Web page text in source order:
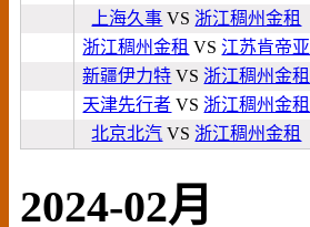
上海久事 VS 浙江稠州金租
浙江稠州金租 VS 江苏肯帝亚
新疆伊力特 VS 浙江稠州金租
天津先行者 VS 浙江稠州金租
北京北汽 VS 浙江稠州金租
2024-02月